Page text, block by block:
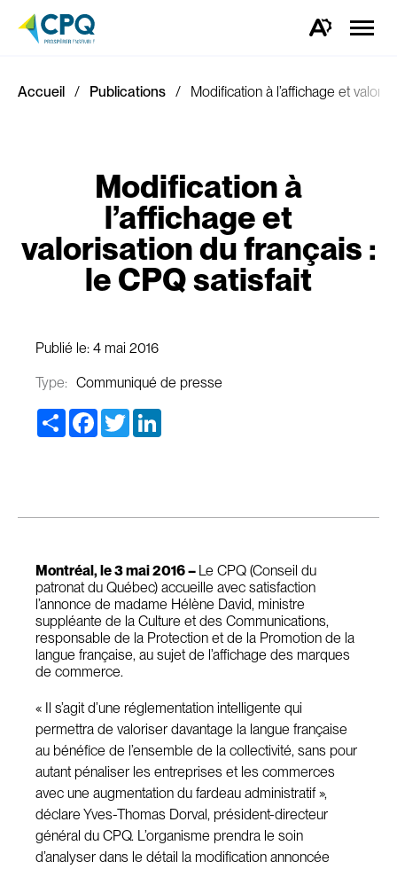
Ouvrez
d'accessibilité.
la
Accueil Publications Modification à l’affichage et
Modification à
l’affichage et
valorisation du français :
le CPQ satisfait
Publié le: 4 mai 2016
Type: Communiqué de presse
Share Facebook
Twitter
Montréal, le 3 mai 2016 – Le CPQ (Conseil du
patronat du Québec) accueille avec satisfaction
l’annonce de madame Hélène David, ministre
suppléante de la Culture et des Communications,
responsable de la Protection et de la Promotion de la
langue française, au sujet de l’affichage des marques
de commerce.
« Il s’agit d’une réglementation intelligente qui
permettra de valoriser davantage la langue française
au bénéfice de l’ensemble de la collectivité, sans pour
autant pénaliser les entreprises et les commerces
avec une augmentation du fardeau administratif »,
déclare Yves-Thomas Dorval, président-directeur
général du CPQ. L’organisme prendra le soin
d’analyser dans le détail la modification annoncée